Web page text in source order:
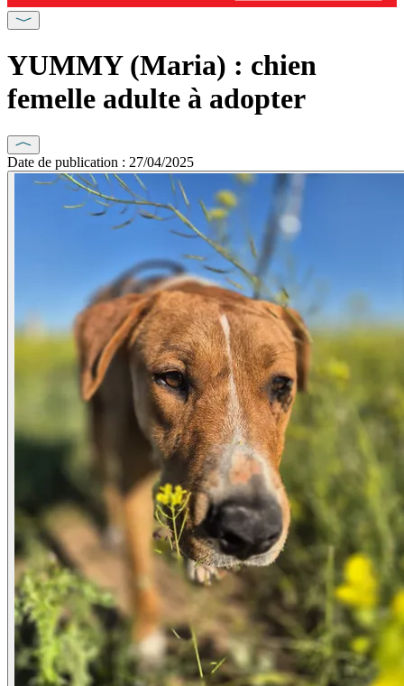
YUMMY (Maria) : chien
femelle adulte à adopter
Date de publication : 27/04/2025